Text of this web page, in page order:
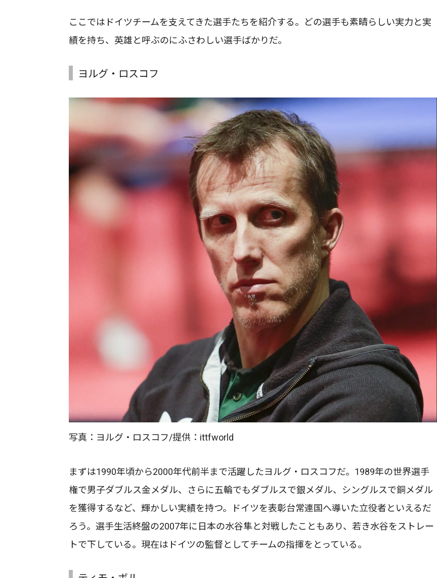
ここではドイツチームを支えてきた選手たちを紹介する。どの選手も素晴らしい実力と実
績を持ち、英雄と呼ぶのにふさわしい選手ばかりだ。
ヨルグ・ロスコフ
写真：ヨルグ・ロスコフ/提供：ittfworld
まずは1990年頃から2000年代前半まで活躍したヨルグ・ロスコフだ。1989年の世界選手
権で男子ダブルス金メダル、さらに五輪でもダブルスで銀メダル、シングルスで銅メダル
を獲得するなど、輝かしい実績を持つ。ドイツを表彰台常連国へ導いた立役者といえるだ
ろう。選手生活終盤の2007年に日本の水谷隼と対戦したこともあり、若き水谷をストレー
トで下している。現在はドイツの監督としてチームの指揮をとっている。